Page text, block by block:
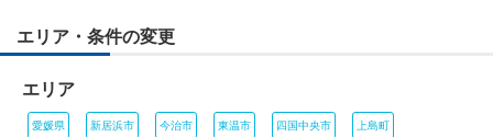
エリア・条件の変更
エリア
愛媛県 新居浜市 今治市 東温市 四国中央市 上島町